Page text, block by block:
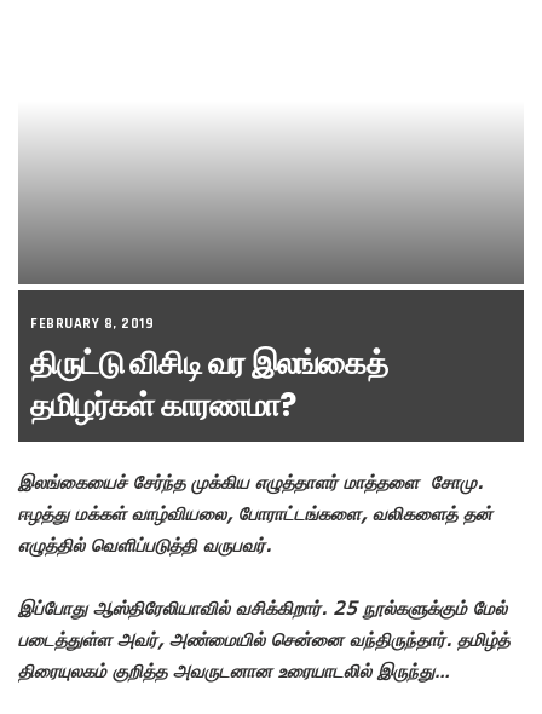
FEBRUARY 8, 2019
திருட்டு விசிடி வர இலங்கைத்
தமிழர்கள் காரணமா?
இலங்கையைச் சேர்ந்த முக்கிய எழுத்தாளர் மாத்தளை சோமு.
ஈழத்து மக்கள் வாழ்வியலை, போராட்டங்களை, வலிகளைத் தன்
எழுத்தில் வெளிப்படுத்தி வருபவர்.
இப்போது ஆஸ்திரேலியாவில் வசிக்கிறார். 25 நூல்களுக்கும் மேல்
படைத்துள்ள அவர், அண்மையில் சென்னை வந்திருந்தார். தமிழ்த்
திரையுலகம் குறித்த அவருடனான உரையாடலில் இருந்து…